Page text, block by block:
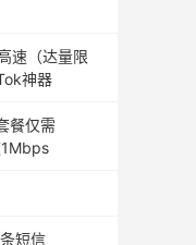
速（达量限
神器
餐仅需
短信